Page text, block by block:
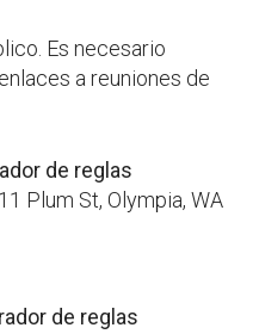
Es necesario
a reuniones de
de reglas
Plum St, Olympia, WA
de reglas